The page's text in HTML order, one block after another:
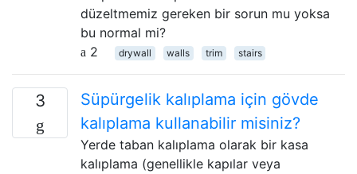
düzeltmemiz gereken bir sorun mu yoksa
bu normal mi?
2
drywall walls trim stairs
3
Süpürgelik kalıplama için gövde
kalıplama kullanabilir misiniz?
Yerde taban kalıplama olarak bir kasa
kalıplama (genellikle kapılar veya